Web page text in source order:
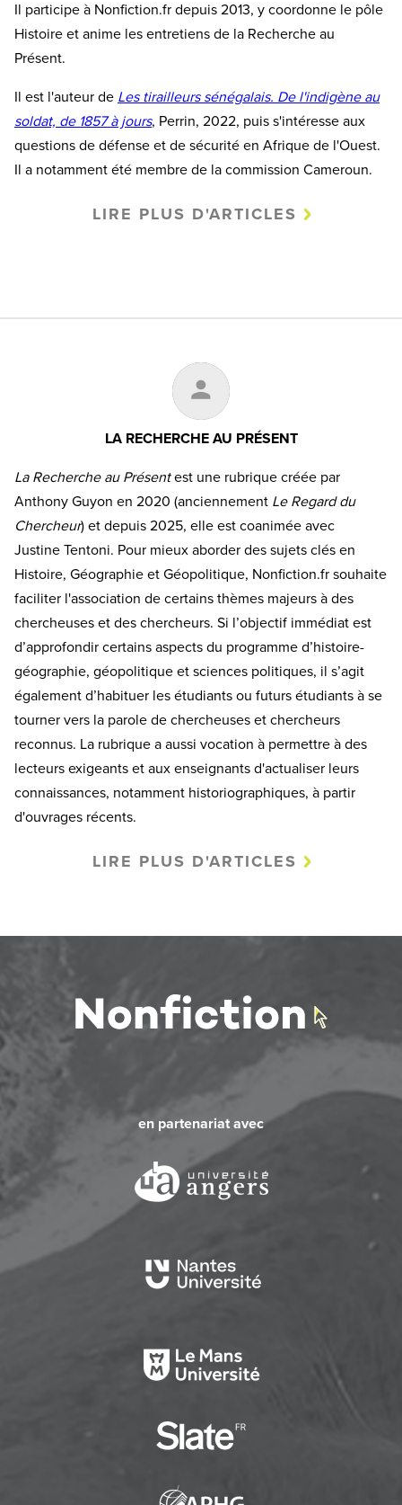
Il participe à Nonfiction.fr depuis 2013, y coordonne le pôle
Histoire et anime les entretiens de la Recherche au
Présent.
Il est l'auteur de Les tirailleurs sénégalais. De l'indigène au
soldat, de 1857 à jours, Perrin, 2022, puis s'intéresse aux
questions de défense et de sécurité en Afrique de l'Ouest.
Il a notamment été membre de la commission Cameroun.
LIRE PLUS D'ARTICLES
LA RECHERCHE AU PRÉSENT
La Recherche au Présentest une rubrique créée par
Anthony Guyon en 2020 (anciennement Le Regard du
Chercheur) et depuis 2025, elle est coanimée avec
Justine Tentoni. Pour mieux aborder des sujets clés en
Histoire, Géographie et Géopolitique, Nonfiction.fr souhaite
faciliter l'association de certains thèmes majeurs à des
chercheuses et des chercheurs. Si l’objectif immédiat est
d’approfondir certains aspects du programme d’histoire-
géographie, géopolitique et sciences politiques, il s’agit
également d’habituer les étudiants ou futurs étudiants à se
tourner vers la parole de chercheuses et chercheurs
reconnus. La rubrique a aussi vocation à permettre à des
lecteurs exigeants et aux enseignants d'actualiser leurs
connaissances, notamment historiographiques, à partir
d'ouvrages récents.
LIRE PLUS D'ARTICLES
en partenariat avec